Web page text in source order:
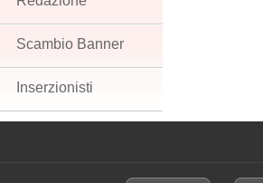
Scambio Banner
Inserzionisti